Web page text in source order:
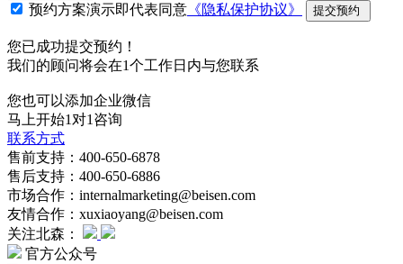
预约方案演示即代表同意 《隐私保护协议》 提交预约
您已成功提交预约！
我们的顾问将会在1个工作日内与您联系
您也可以添加企业微信
马上开始1对1咨询
联系方式
售前支持：400-650-6878
售后支持：400-650-6886
市场合作：internalmarketing@beisen.com
友情合作：xuxiaoyang@beisen.com
关注北森：
官方公众号